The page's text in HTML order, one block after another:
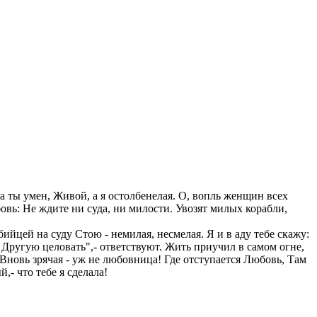
ты умен, Живой, а я остолбенелая. О, вопль женщин всех
Не ждите ни суда, ни милости. Увозят милых корабли,
на суду Стою - немилая, несмелая. Я и в аду тебе скажу:
целовать",- ответствуют. Жить приучил в самом огне,
зрячая - уж не любовница! Где отступается Любовь, Там
что тебе я сделала!